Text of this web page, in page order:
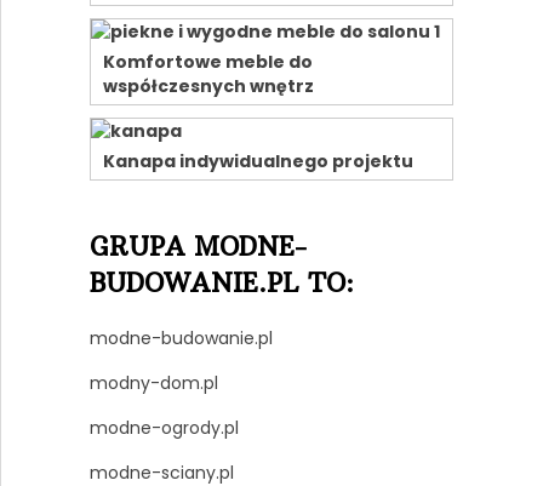
Komfortowe meble do
współczesnych wnętrz
Kanapa indywidualnego projektu
GRUPA MODNE-
BUDOWANIE.PL TO:
modne-budowanie.pl
modny-dom.pl
modne-ogrody.pl
modne-sciany.pl